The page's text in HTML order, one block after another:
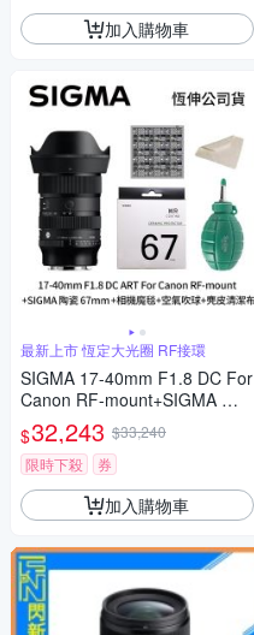
加入購物車
最新上市 恆定大光圈 RF接環
SIGMA 17-40mm F1.8 DC For
Canon RF-mount+SIGMA 陶
瓷 67mm保護鏡+相機魔毯+BW
-130吹球+麂皮清潔布(公司貨)
$32,243 $33,240
限時下殺
券
加入購物車